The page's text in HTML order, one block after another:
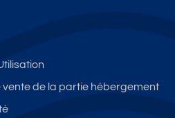
vente de la partie hébergement